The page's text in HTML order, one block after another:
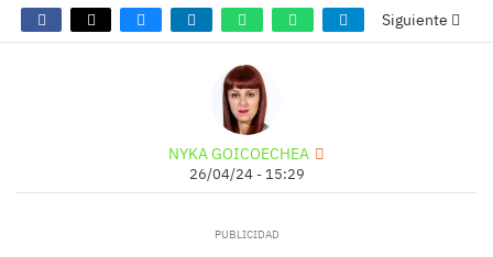
Siguiente
NYKA GOICOECHEA
26/04/24 - 15:29